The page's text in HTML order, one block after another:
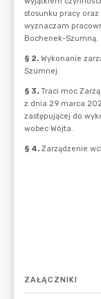
ZAŁĄCZNIKI